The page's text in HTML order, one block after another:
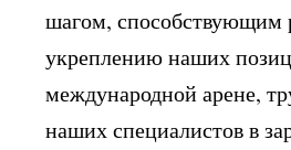
шагом, способствующим
укреплению наших
международной арене,
наших специалистов в